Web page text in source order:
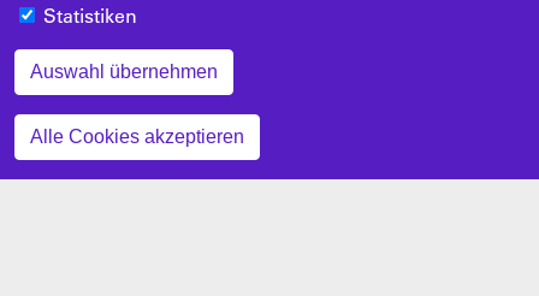
Statistiken
Auswahl übernehmen
Alle Cookies akzeptieren